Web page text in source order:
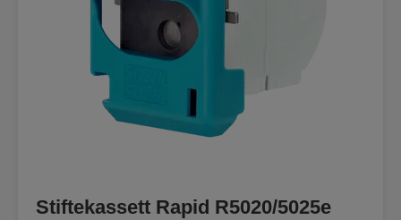
Stiftekassett Rapid R5020/5025e